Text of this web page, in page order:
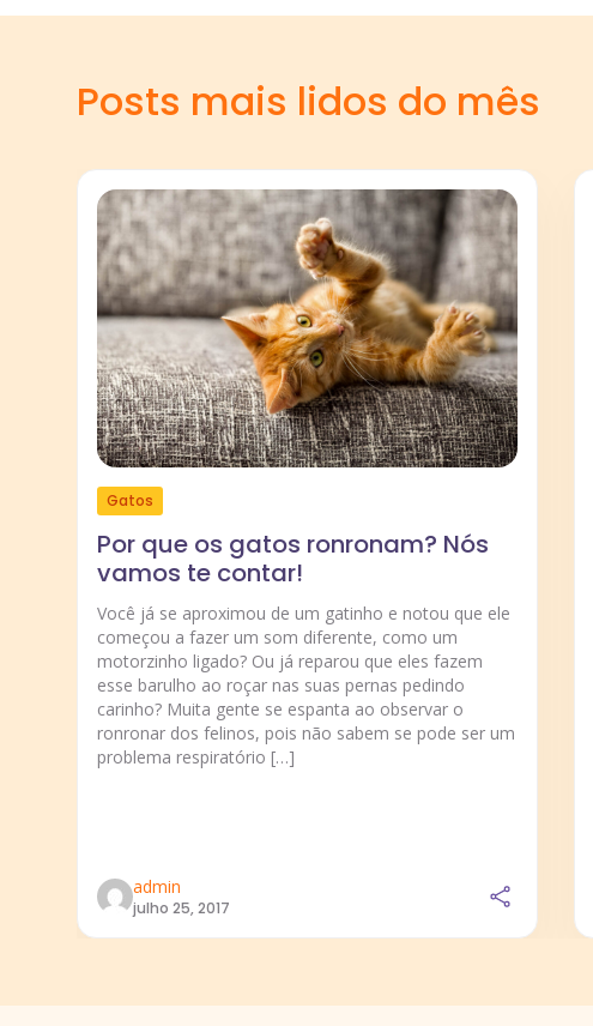
Posts mais lidos do mês
Gatos
Por que os gatos ronronam? Nós
vamos te contar!
Você já se aproximou de um gatinho e notou que ele
começou a fazer um som diferente, como um
motorzinho ligado? Ou já reparou que eles fazem
esse barulho ao roçar nas suas pernas pedindo
carinho? Muita gente se espanta ao observar o
ronronar dos felinos, pois não sabem se pode ser um
problema respiratório […]
admin
julho 25, 2017